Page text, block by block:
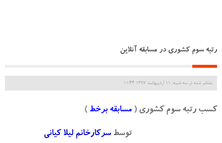
رتبه سوم کشوری در مسابقه آنلاین
منتشر شده در سه شنبه, 11 ارديبهشت 1397 11:44
کسب رتبه سوم کشوری ( مسابقه برخط )
توسط سرکارخانم لیلا کیانی